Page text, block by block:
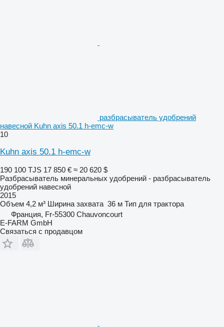
разбрасыватель удобрений
навесной Kuhn axis 50.1 h-emc-w
10
Kuhn axis 50.1 h-emc-w
190 100 TJS 17 850 € ≈ 20 620 $
Разбрасыватель минеральных удобрений - разбрасыватель
удобрений навесной
2015
Объем 4,2 м³ Ширина захвата 36 м Тип для трактора
Франция, Fr-55300 Chauvoncourt
E-FARM GmbH
Связаться с продавцом